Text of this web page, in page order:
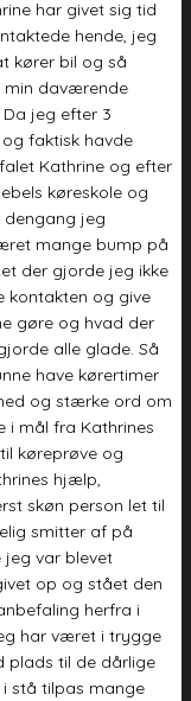
har givet sig tid
hende, jeg
kører bil og så
min daværende
jeg efter 3
faktisk havde
Kathrine og efter
køreskole og
jeg
mange bump på
der gjorde jeg ikke
kontakten og give
gøre og hvad der
alle glade. Så
have kørertimer
og stærke ord om
i mål fra Kathrines
køreprøve og
hjælp,
skøn person let til
smitter af på
var blevet
op og stået den
herfra i
har været i trygge
plads til de dårlige
stå tilpas mange